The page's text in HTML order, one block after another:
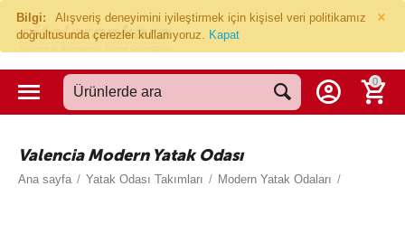
×
Bilgi:
Alışveriş deneyimini iyileştirmek için kişisel veri politikamız
doğrultusunda çerezler kullanıyoruz. Kapat
0
Valencia Modern Yatak Odası
Ana sayfa / Yatak Odası Takımları / Modern Yatak Odaları /